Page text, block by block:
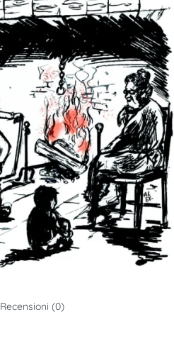
Recensioni (0)